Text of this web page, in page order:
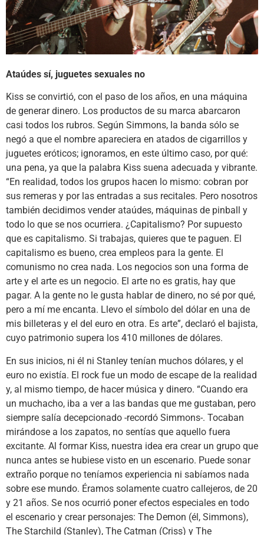
Ataúdes sí, juguetes sexuales no
Kiss se convirtió, con el paso de los años, en una máquina
de generar dinero. Los productos de su marca abarcaron
casi todos los rubros. Según Simmons, la banda sólo se
negó a que el nombre apareciera en atados de cigarrillos y
juguetes eróticos; ignoramos, en este último caso, por qué:
una pena, ya que la palabra Kiss suena adecuada y vibrante.
“En realidad, todos los grupos hacen lo mismo: cobran por
sus remeras y por las entradas a sus recitales. Pero nosotros
también decidimos vender ataúdes, máquinas de pinball y
todo lo que se nos ocurriera. ¿Capitalismo? Por supuesto
que es capitalismo. Si trabajas, quieres que te paguen. El
capitalismo es bueno, crea empleos para la gente. El
comunismo no crea nada. Los negocios son una forma de
arte y el arte es un negocio. El arte no es gratis, hay que
pagar. A la gente no le gusta hablar de dinero, no sé por qué,
pero a mí me encanta. Llevo el símbolo del dólar en una de
mis billeteras y el del euro en otra. Es arte”, declaró el bajista,
cuyo patrimonio supera los 410 millones de dólares.
En sus inicios, ni él ni Stanley tenían muchos dólares, y el
euro no existía. El rock fue un modo de escape de la realidad
y, al mismo tiempo, de hacer música y dinero. “Cuando era
un muchacho, iba a ver a las bandas que me gustaban, pero
siempre salía decepcionado -recordó Simmons-. Tocaban
mirándose a los zapatos, no sentías que aquello fuera
excitante. Al formar Kiss, nuestra idea era crear un grupo que
nunca antes se hubiese visto en un escenario. Puede sonar
extraño porque no teníamos experiencia ni sabíamos nada
sobre ese mundo. Éramos solamente cuatro callejeros, de 20
y 21 años. Se nos ocurrió poner efectos especiales en todo
el escenario y crear personajes: The Demon (él, Simmons),
The Starchild (Stanley), The Catman (Criss) y The